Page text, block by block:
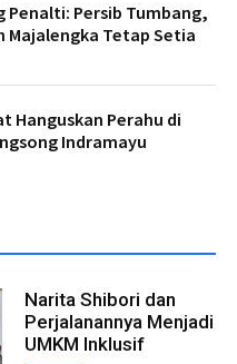
Penalti: Persib Tumbang,
Majalengka Tetap Setia
Hanguskan Perahu di
Indramayu
Narita Shibori dan
Perjalanannya Menjadi
UMKM Inklusif